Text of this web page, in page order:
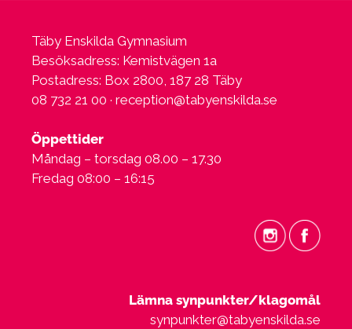
Täby Enskilda Gymnasium
Besöksadress: Kemistvägen 1a
Postadress: Box 2800, 187 28 Täby
08 732 21 00 · reception@tabyenskilda.se
Öppettider
Måndag – torsdag 08.00 – 17.30
Fredag 08:00 – 16:15
Lämna synpunkter/klagomål
synpunkter@tabyenskilda.se